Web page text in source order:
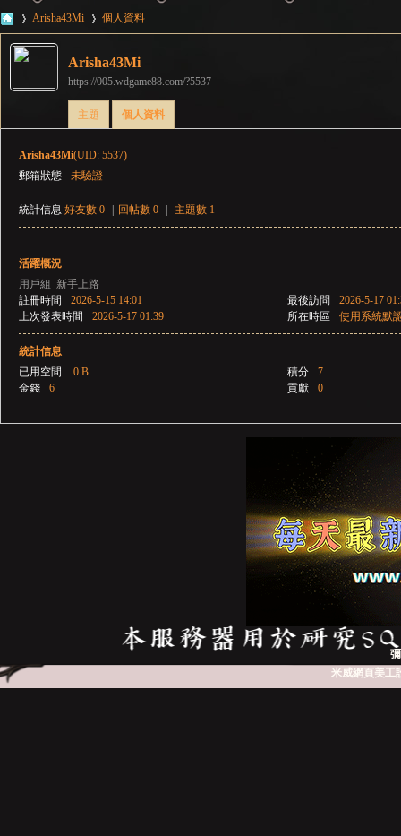
›
Arisha43Mi 個人資料
Arisha43Mi
https://005.wdgame88.com/?5537
主題 個人資料
Arisha43Mi(UID: 5537)
郵箱狀態
未驗證
統計信息 好友數 0 回帖數 0 主題數 1
活躍概況
用戶組 新手上路
註冊時間
2026-5-15 14:01 最後訪問
2026-5-17
上次發表時間
2026-5-17 01:39 所在時區 使用系統默
統計信息
已用空間
0 B 積分
7
金錢
6 貢獻 0
米威網頁美工